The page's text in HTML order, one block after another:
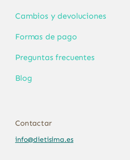
Cambios y devoluciones
Formas de pago
Preguntas frecuentes
Blog
Contactar
info@dietisima.es